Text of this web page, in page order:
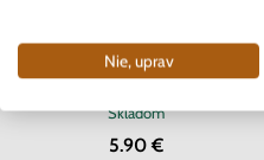
2 EURO Luxembursko 2012 -
Guillaume svadba
Skladom
5.90 €
Nie, uprav